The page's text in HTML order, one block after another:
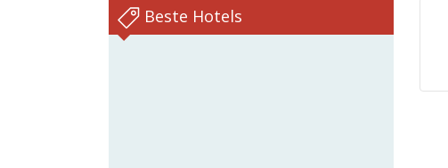
Beste Hotels